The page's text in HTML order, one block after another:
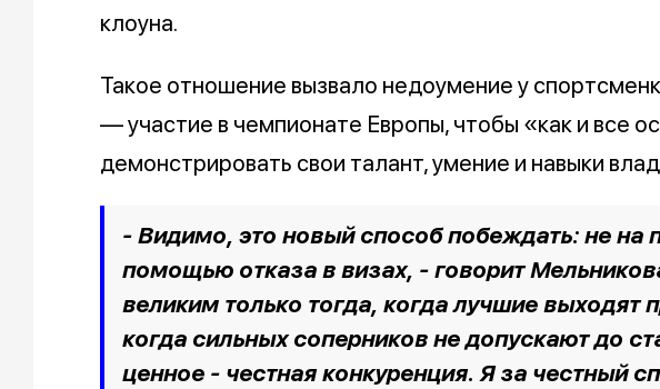
клоуна.
Такое отношение вызвало недоумение у
— участие в чемпионате Европы, чтобы «как и все
демонстрировать свои талант, умение и навыки
- Видимо, это новый способ побеждать: не на
помощью отказа в визах, - говорит
великим только тогда, когда лучшие выходят
когда сильных соперников не допускают до
ценное - честная конкуренция. Я за честный